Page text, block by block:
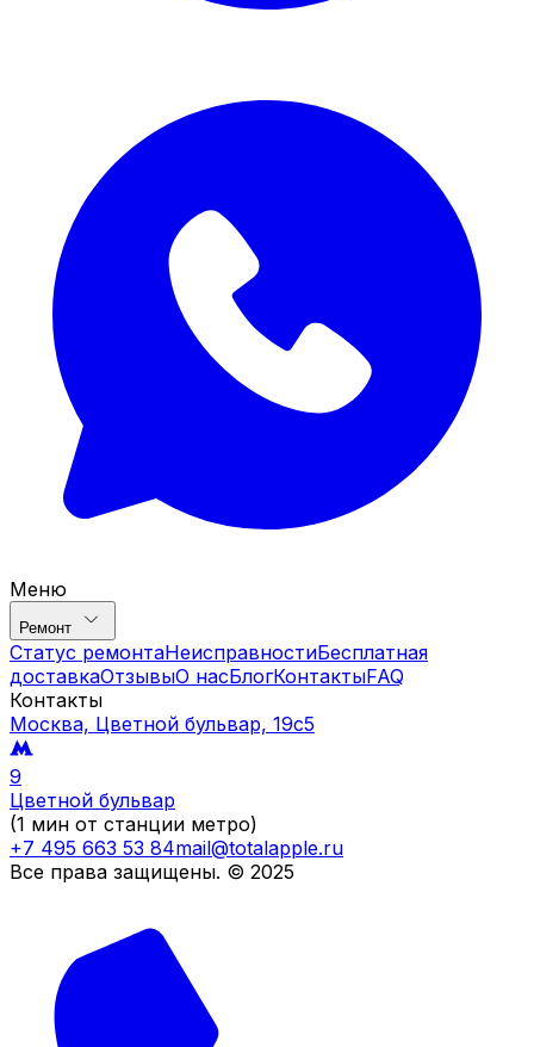
Меню
Ремонт
Статус ремонтаНеисправностиБесплатная
доставкаОтзывыО насБлогКонтактыFAQ
Контакты
Москва, Цветной бульвар, 19c5
9
Цветной бульвар
(1 мин от станции метро)
+7 495 663 53 84mail@totalapple.ru
Все права защищены. © 2025